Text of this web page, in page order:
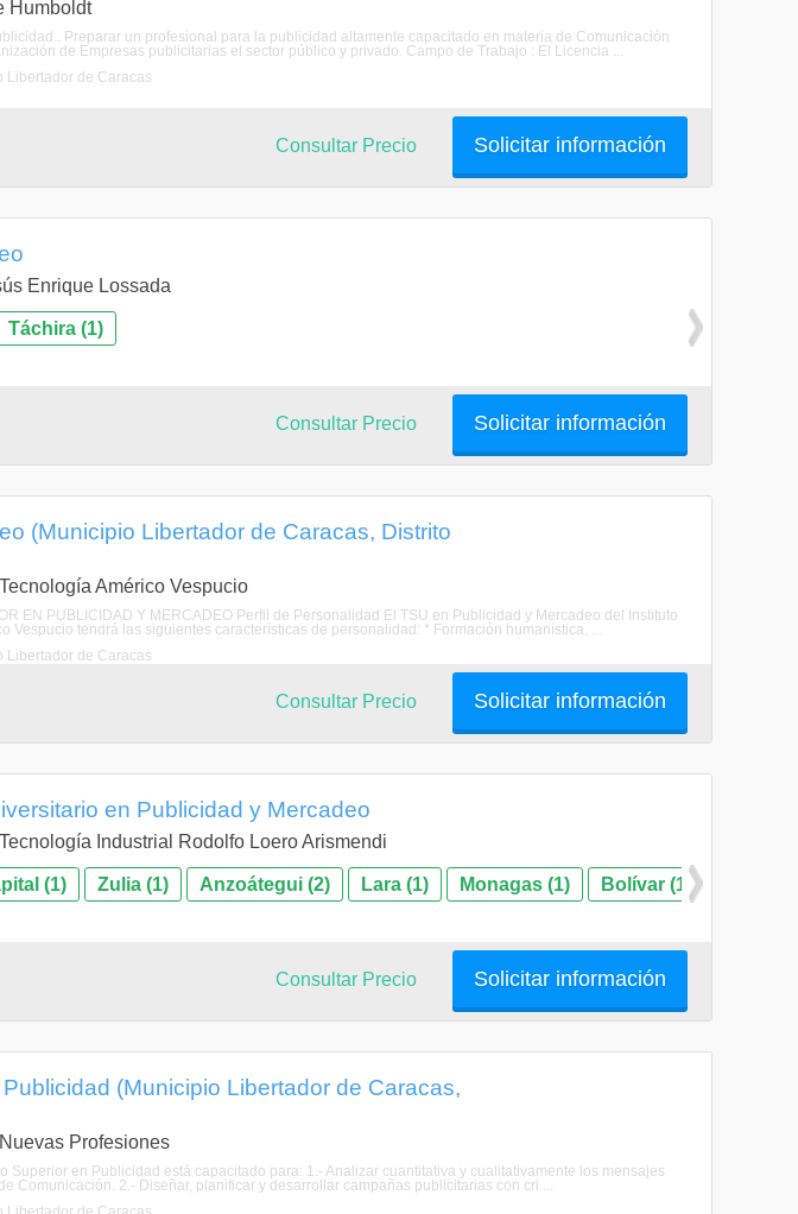
Humboldt
Preparar un profesional para la publicidad altamente capacitado en materia de Comunicación
de Empresas publicitarias el sector público y privado. Campo de Trabajo : El Licencia ...
Libertador de Caracas
Solicitar información
Consultar Precio
Enrique Lossada
Táchira (1)
Solicitar información
Consultar Precio
(Municipio Libertador de Caracas, Distrito
Américo Vespucio
EN PUBLICIDAD Y MERCADEO Perfil de Personalidad El TSU en Publicidad y Mercadeo del Instituto
Vespucio tendrá las siguientes características de personalidad: * Formación humanística, ...
Libertador de Caracas
Solicitar información
Consultar Precio
en Publicidad y Mercadeo
Industrial Rodolfo Loero Arismendi
(1) Zulia (1) Anzoátegui (2) Lara (1) Monagas (1) Bolívar (1)
Solicitar información
Consultar Precio
(Municipio Libertador de Caracas,
Profesiones
Superior en Publicidad está capacitado para: 1.- Analizar cuantitativa y cualitativamente los mensajes
Comunicación. 2.- Diseñar, planificar y desarrollar campañas publicitarias con cri ...